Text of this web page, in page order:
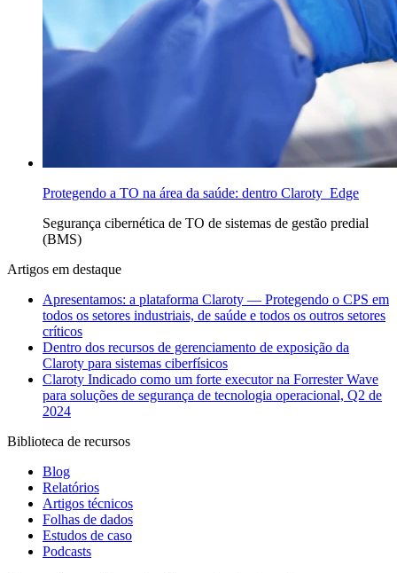
Protegendo a TO na área da saúde: dentro Claroty Edge
Segurança cibernética de TO de sistemas de gestão predial
(BMS)
Artigos em destaque
Apresentamos: a plataforma Claroty — Protegendo o CPS em
todos os setores industriais, de saúde e todos os outros setores
críticos
Dentro dos recursos de gerenciamento de exposição da
Claroty para sistemas ciberfísicos
Claroty Indicado como um forte executor na Forrester Wave
para soluções de segurança de tecnologia operacional, Q2 de
2024
Biblioteca de recursos
Blog
Relatórios
Artigos técnicos
Folhas de dados
Estudos de caso
Podcasts